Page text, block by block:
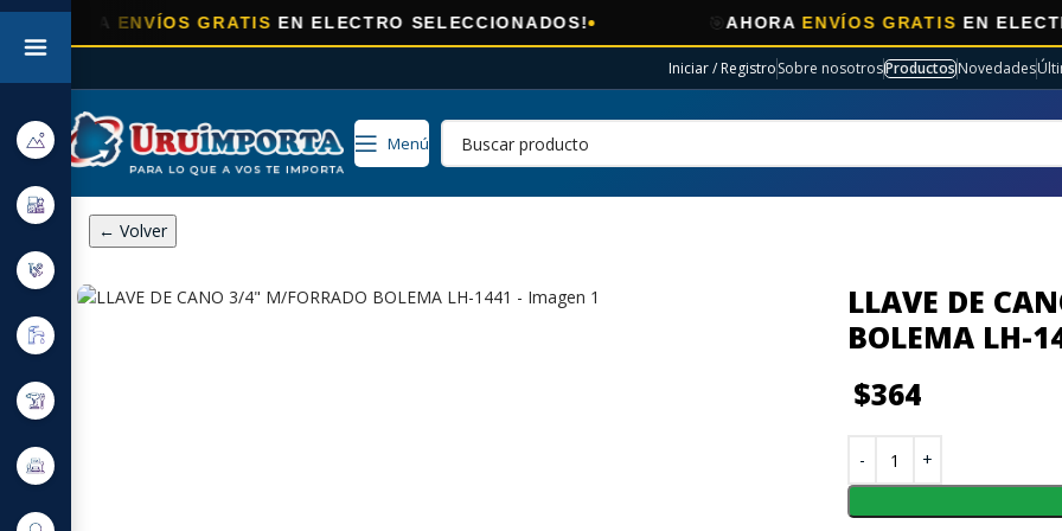
ENVÍOS GRATISEN ELECTRO SELECCIONADOS! ENVÍOS GRATISEN ELECTRO
Iniciar / RegistroSobre nosotrosProductosNovedades
Menú
← Volver
LLAVE DE
BOLEMA LH-
$364